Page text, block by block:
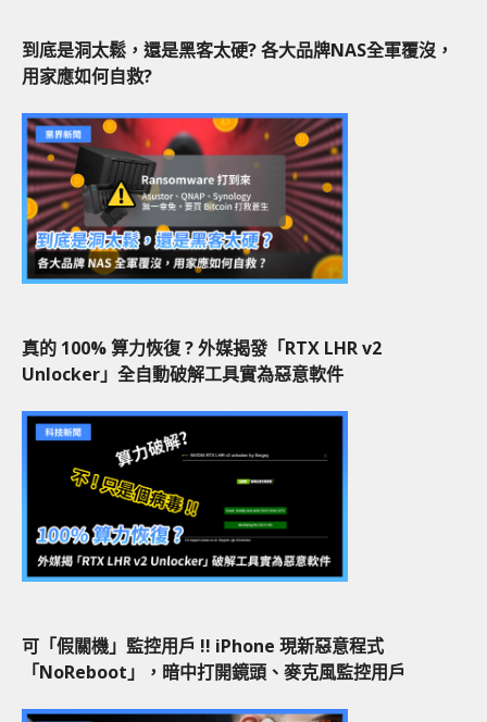
到底是洞太鬆，還是黑客太硬? 各大品牌NAS全軍覆沒，
用家應如何自救?
真的 100% 算力恢復 ? 外媒揭發「RTX LHR v2
Unlocker」全自動破解工具實為惡意軟件
可「假關機」監控用戶 !! iPhone 現新惡意程式
「NoReboot」，暗中打開鏡頭、麥克風監控用戶